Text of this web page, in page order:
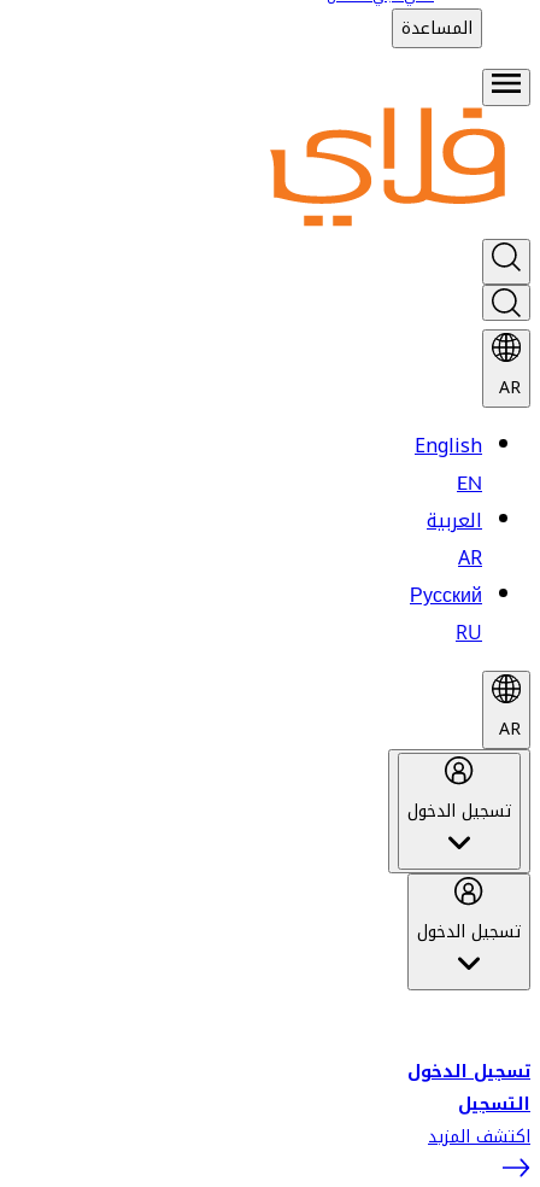
المساعدة
AR
English
EN
العربية
AR
Русский
RU
AR
تسجيل الدخول
تسجيل الدخول
تسجيل الدخول
التسجيل
اكتشف المزيد